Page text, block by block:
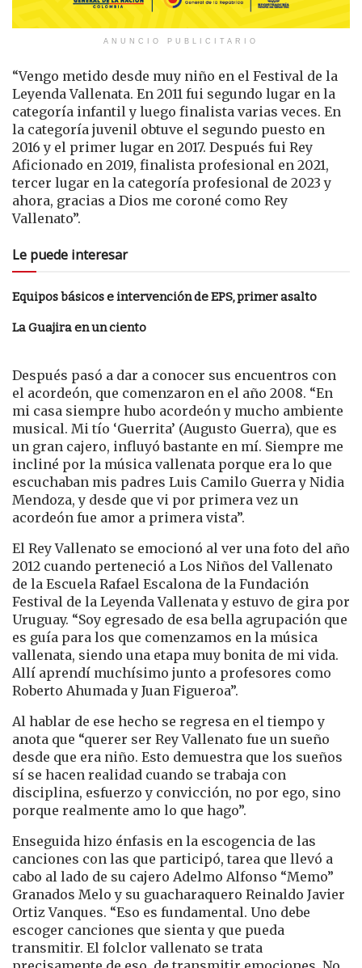
ANUNCIO PUBLICITARIO
“Vengo metido desde muy niño en el Festival de la
Leyenda Vallenata. En 2011 fui segundo lugar en la
categoría infantil y luego finalista varias veces. En
la categoría juvenil obtuve el segundo puesto en
2016 y el primer lugar en 2017. Después fui Rey
Aficionado en 2019, finalista profesional en 2021,
tercer lugar en la categoría profesional de 2023 y
ahora, gracias a Dios me coroné como Rey
Vallenato”.
Le puede interesar
Equipos básicos e intervención de EPS, primer asalto
La Guajira en un ciento
Después pasó a dar a conocer sus encuentros con
el acordeón, que comenzaron en el año 2008. “En
mi casa siempre hubo acordeón y mucho ambiente
musical. Mi tío ‘Guerrita’ (Augusto Guerra), que es
un gran cajero, influyó bastante en mí. Siempre me
incliné por la música vallenata porque era lo que
escuchaban mis padres Luis Camilo Guerra y Nidia
Mendoza, y desde que vi por primera vez un
acordeón fue amor a primera vista”.
El Rey Vallenato se emocionó al ver una foto del año
2012 cuando perteneció a Los Niños del Vallenato
de la Escuela Rafael Escalona de la Fundación
Festival de la Leyenda Vallenata y estuvo de gira por
Uruguay. “Soy egresado de esa bella agrupación que
es guía para los que comenzamos en la música
vallenata, siendo una etapa muy bonita de mi vida.
Allí aprendí muchísimo junto a profesores como
Roberto Ahumada y Juan Figueroa”.
Al hablar de ese hecho se regresa en el tiempo y
anota que “querer ser Rey Vallenato fue un sueño
desde que era niño. Esto demuestra que los sueños
sí se hacen realidad cuando se trabaja con
disciplina, esfuerzo y convicción, no por ego, sino
porque realmente amo lo que hago”.
Enseguida hizo énfasis en la escogencia de las
canciones con las que participó, tarea que llevó a
cabo al lado de su cajero Adelmo Alfonso “Memo”
Granados Melo y su guacharaquero Reinaldo Javier
Ortiz Vanques. “Eso es fundamental. Uno debe
escoger canciones que sienta y que pueda
transmitir. El folclor vallenato se trata